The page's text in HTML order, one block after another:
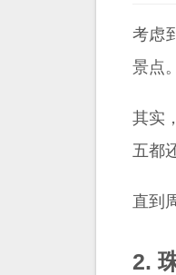
考虑
景点
其实
五都
直到